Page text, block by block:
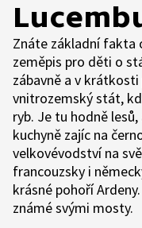
Znáte základní fakta
zeměpis pro děti o
zábavně a v
vnitrozemský stát,
ryb. Je tu hodně
kuchyně zajíc na
velkovévodství na
francouzsky i
krásné pohoří
známé svými mosty.